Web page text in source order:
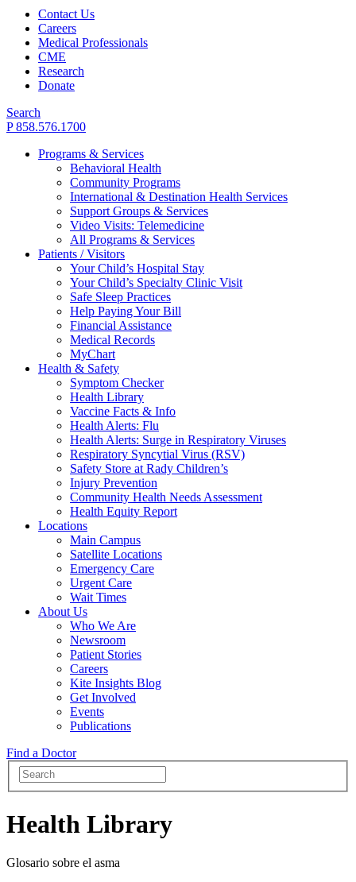
Contact Us
Careers
Medical Professionals
CME
Research
Donate
Search
P 858.576.1700
Programs & Services
Behavioral Health
Community Programs
International & Destination Health Services
Support Groups & Services
Video Visits: Telemedicine
All Programs & Services
Patients / Visitors
Your Child’s Hospital Stay
Your Child’s Specialty Clinic Visit
Safe Sleep Practices
Help Paying Your Bill
Financial Assistance
Medical Records
MyChart
Health & Safety
Symptom Checker
Health Library
Vaccine Facts & Info
Health Alerts: Flu
Health Alerts: Surge in Respiratory Viruses
Respiratory Syncytial Virus (RSV)
Safety Store at Rady Children’s
Injury Prevention
Community Health Needs Assessment
Health Equity Report
Locations
Main Campus
Satellite Locations
Emergency Care
Urgent Care
Wait Times
About Us
Who We Are
Newsroom
Patient Stories
Careers
Kite Insights Blog
Get Involved
Events
Publications
Find a Doctor
Health Library
Glosario sobre el asma